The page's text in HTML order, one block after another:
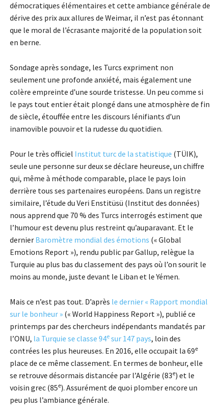
démocratiques élémentaires et cette ambiance générale de
dérive des prix aux allures de Weimar, il n’est pas étonnant
que le moral de l’écrasante majorité de la population soit
en berne.
Sondage après sondage, les Turcs expriment non
seulement une profonde anxiété, mais également une
colère empreinte d’une sourde tristesse. Un peu comme si
le pays tout entier était plongé dans une atmosphère de fin
de siècle, étouffée entre les discours lénifiants d’un
inamovible pouvoir et la rudesse du quotidien.
Pour le très officiel Institut turc de la statistique (TÜIK),
seule une personne sur deux se déclare heureuse, un chiffre
qui, même à méthode comparable, place le pays loin
derrière tous ses partenaires européens. Dans un registre
similaire, l’étude du Veri Enstitüsü (Institut des données)
nous apprend que 70 % des Turcs interrogés estiment que
l’humour est devenu plus restreint qu’auparavant. Et le
dernier Baromètre mondial des émotions (« Global
Emotions Report »), rendu public par Gallup, relègue la
Turquie au plus bas du classement des pays où l’on sourit le
moins au monde, juste devant le Liban et le Yémen.
Mais ce n’est pas tout. D’après le dernier « Rapport mondial
sur le bonheur » (« World Happiness Report »), publié ce
printemps par des chercheurs indépendants mandatés par
l’ONU, la Turquie se classe 94e sur 147 pays, loin des
contrées les plus heureuses. En 2016, elle occupait la 69e
place de ce même classement. En termes de bonheur, elle
se retrouve désormais distancée par l’Algérie (83e) et le
voisin grec (85e). Assurément de quoi plomber encore un
peu plus l’ambiance générale.